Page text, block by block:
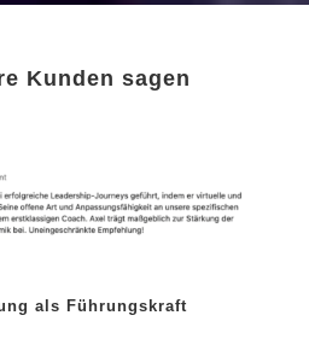
Kunden sagen
als Führungskraft